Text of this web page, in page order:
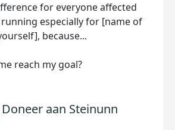
for everyone affected
running especially for [name of
because...
reach my goal?
Doneer aan Steinunn